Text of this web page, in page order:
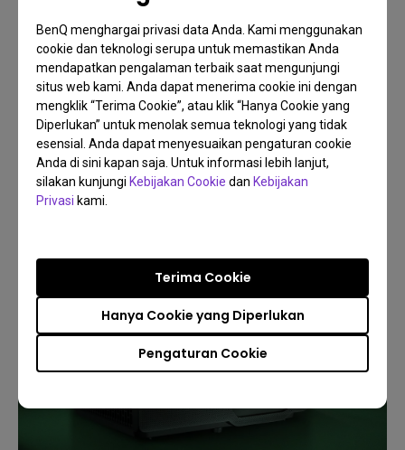
BenQ menghargai privasi data Anda. Kami menggunakan
cookie dan teknologi serupa untuk memastikan Anda
mendapatkan pengalaman terbaik saat mengunjungi
situs web kami. Anda dapat menerima cookie ini dengan
mengklik “Terima Cookie”, atau klik “Hanya Cookie yang
Diperlukan” untuk menolak semua teknologi yang tidak
esensial. Anda dapat menyesuaikan pengaturan cookie
Anda di sini kapan saja. Untuk informasi lebih lanjut,
silakan kunjungi Kebijakan Cookie dan Kebijakan
Privasi kami.
Pengaturan Cookie
Hanya Cookie yang Diperlukan
Terima Cookie
14/04/2026
Ciptakan Golf Sanctuary Pribadi Anda: Simulasi
Lebih Pintar dengan Dongle HDMI Wireless BenQ
QP30
Golf Simulator Setup Golf Simulator Theater